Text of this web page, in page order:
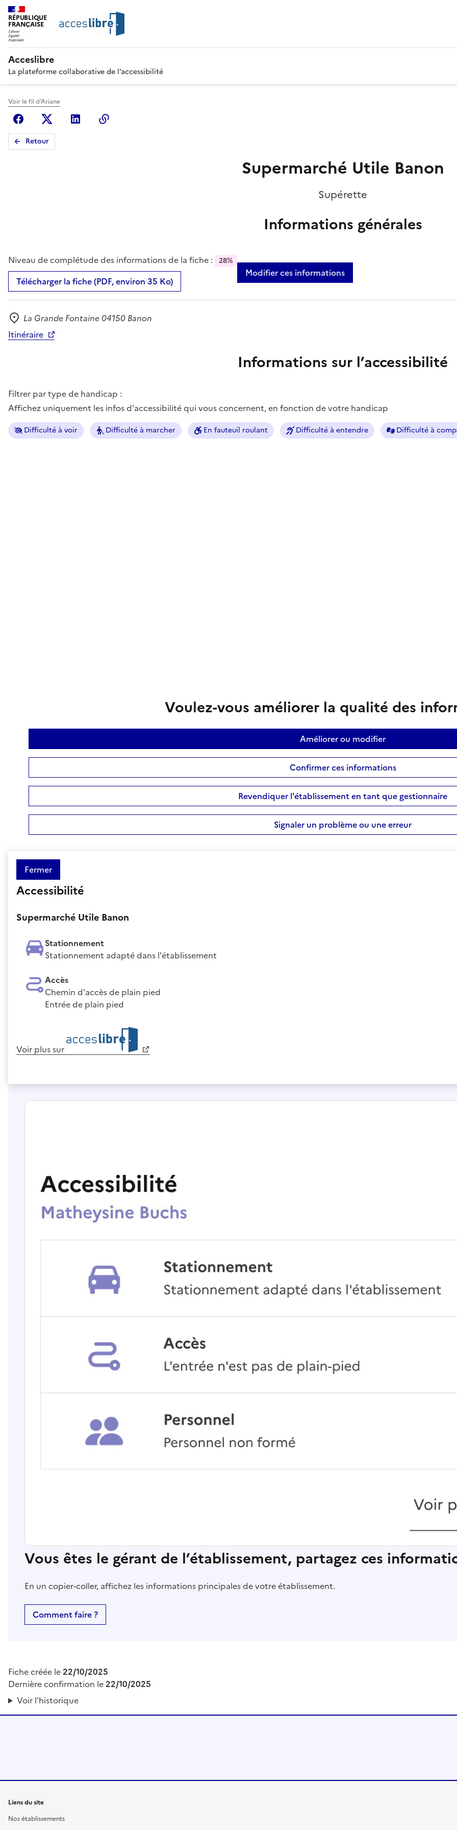
RÉPUBLIQUE
FRANÇAISE
Acceslibre
La plateforme collaborative de l’accessibilité
Voir le fil d'Ariane
FacebookX (anciennement Twitter)
Linkedin
Retour
Supermarché Utile Banon
Supérette
Informations générales
Niveau de complétude des informations de la fiche : 28%
Télécharger la fiche (PDF, environ 35 Ko)
Modifier ces informations
Adresse
La Grande Fontaine 04150 Banon
Itinéraire
Informations sur l’accessibilité
Filtrer par type de handicap :
Affichez uniquement les infos d'accessibilité qui vous concernent, en fonction de votre handicap
Difficulté à voir Difficulté à marcher En fauteuil roulant Difficulté à entendre Difficulté à
Voulez-vous améliorer la qualité des
Améliorer ou modifier
Confirmer ces informations
Revendiquer l'établissement en tant que gestionnaire
Signaler un problème ou une erreur
Fermer
Accessibilité
Supermarché Utile Banon
Stationnement
Stationnement adapté dans l'établissement
Accès
Chemin d'accès de plain pied
Entrée de plain pied
Voir plus sur
Vous êtes le gérant de l’établissement, partagez ces
En un copier-coller, affichez les informations principales de votre établissement.
Comment faire ?
Fiche créée le22/10/2025
Dernière confirmation le22/10/2025
Voir l'historique
Liens du site
Nos établissements